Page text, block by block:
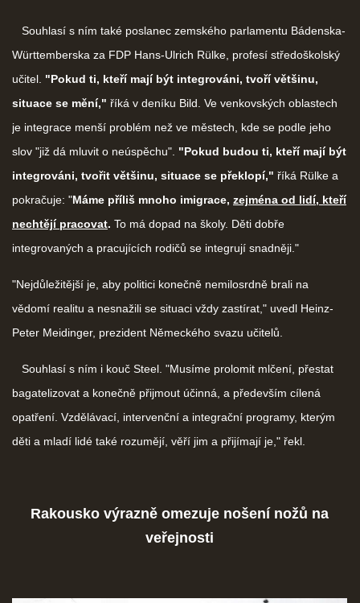
Souhlasí s ním také poslanec zemského parlamentu Bádenska-
Württemberska za FDP Hans-Ulrich Rülke, profesí středoškolský
učitel. "Pokud ti, kteří mají být integrováni, tvoří většinu,
situace se mění," říká v deníku Bild. Ve venkovských oblastech
je integrace menší problém než ve městech, kde se podle jeho
slov "již dá mluvit o neúspěchu". "Pokud budou ti, kteří mají být
integrováni, tvořit většinu, situace se překlopí," říká Rülke a
pokračuje: "Máme příliš mnoho imigrace, zejména od lidí, kteří
nechtějí pracovat. To má dopad na školy. Děti dobře
integrovaných a pracujících rodičů se integrují snadněji."
"Nejdůležitější je, aby politici konečně nemilosrdně brali na
vědomí realitu a nesnažili se situaci vždy zastírat," uvedl Heinz-
Peter Meidinger, prezident Německého svazu učitelů.
Souhlasí s ním i kouč Steel. "Musíme prolomit mlčení, přestat
bagatelizovat a konečně přijmout účinná, a především cílená
opatření. Vzdělávací, intervenční a integrační programy, kterým
děti a mladí lidé také rozumějí, věří jim a přijímají je," řekl.
Rakousko výrazně omezuje nošení nožů na
veřejnosti